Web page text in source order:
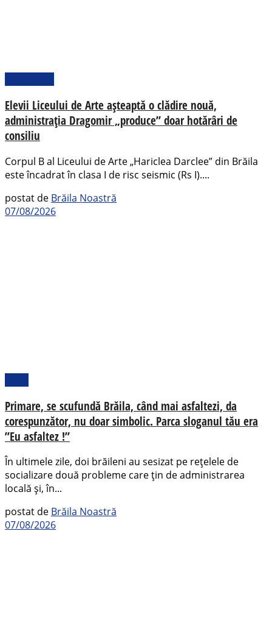
Elevii Liceului de Arte așteaptă o clădire nouă,
administrația Dragomir „produce” doar hotărâri de
consiliu
Corpul B al Liceului de Arte „Hariclea Darclee” din Brăila
este încadrat în clasa I de risc seismic (Rs I)....
postat de Brăila Noastră
07/08/2026
Primare, se scufundă Brăila, când mai asfaltezi, da
corespunzător, nu doar simbolic. Parca sloganul tău era
”Eu asfaltez !”
În ultimele zile, doi brăileni au sesizat pe rețelele de
socializare două probleme care țin de administrarea
locală și, în...
postat de Brăila Noastră
07/08/2026